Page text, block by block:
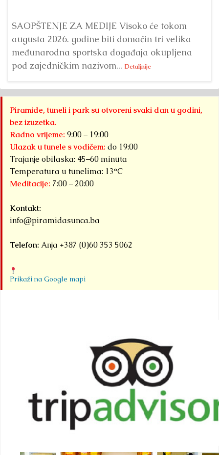
SAOPŠTENJE ZA MEDIJE Visoko će tokom
augusta 2026. godine biti domaćin tri velika
međunarodna sportska događaja okupljena
pod zajedničkim nazivom... Detaljnije
Piramide, tuneli i park su otvoreni svaki dan u godini,
bez izuzetka.
Radno vrijeme: 9:00 – 19:00
Ulazak u tunele s vodičem: do 19:00
Trajanje obilaska: 45–60 minuta
Temperatura u tunelima: 13°C
Meditacije: 7:00 – 20:00
Kontakt:
info@piramidasunca.ba
Telefon: Anja +387 (0)60 353 5062
Prikaži na Google mapi